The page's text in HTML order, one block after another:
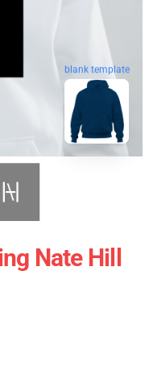
blank template
Nate Hill